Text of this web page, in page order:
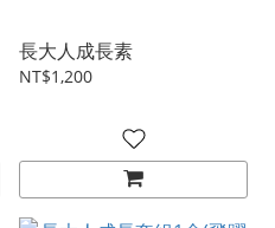
長大人成長素
NT$1,200